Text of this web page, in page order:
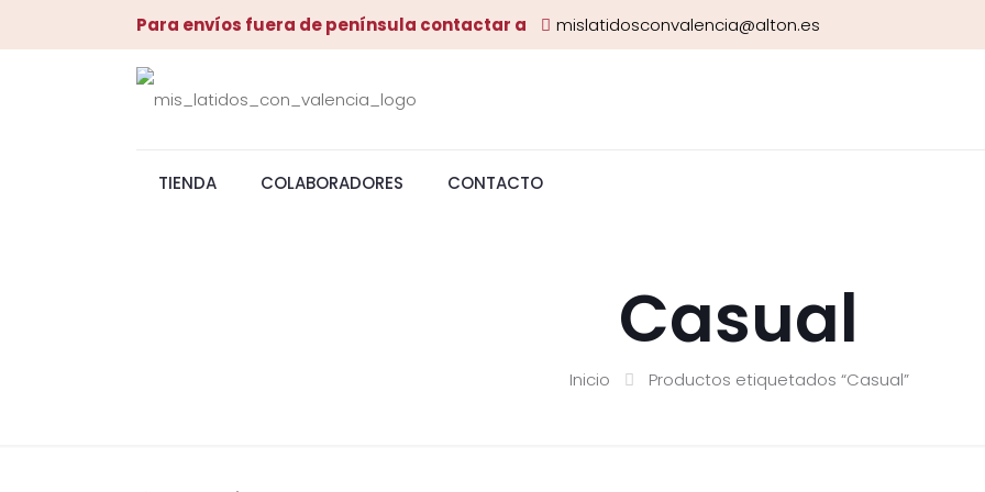
Para envíos fuera de península contactar a mislatidosconvalencia@alton.es
TIENDA COLABORADORES CONTACTO
Casual
Inicio Productos etiquetados “Casual”